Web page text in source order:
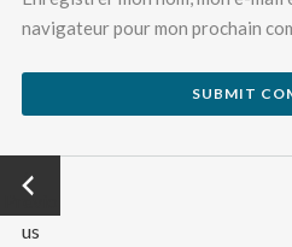
navigateur pour mon prochain
←
Previo
us